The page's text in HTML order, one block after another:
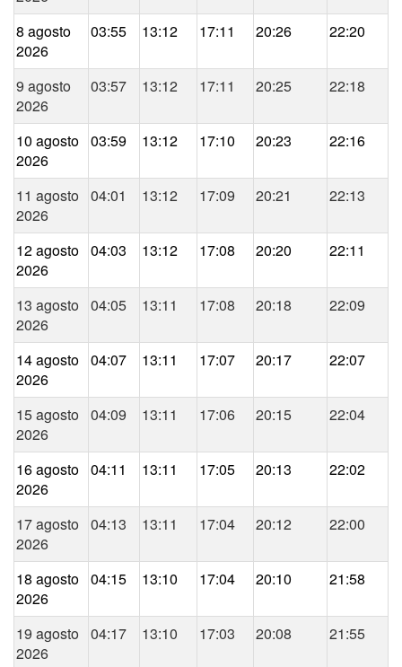
8 agosto
2026
03:55 13:12 17:11 20:26 22:20
9 agosto
2026
03:57 13:12 17:11 20:25 22:18
10 agosto
2026
03:59 13:12 17:10 20:23 22:16
11 agosto
2026
04:01 13:12 17:09 20:21 22:13
12 agosto
2026
04:03 13:12 17:08 20:20 22:11
13 agosto
2026
04:05 13:11 17:08 20:18 22:09
14 agosto
2026
04:07 13:11 17:07 20:17 22:07
15 agosto
2026
04:09 13:11 17:06 20:15 22:04
16 agosto
2026
04:11 13:11 17:05 20:13 22:02
17 agosto
2026
04:13 13:11 17:04 20:12 22:00
18 agosto
2026
04:15 13:10 17:04 20:10 21:58
19 agosto
2026
04:17 13:10 17:03 20:08 21:55